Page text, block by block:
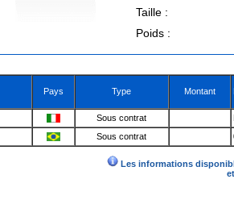
Taille :
Poids :
Pays Type Montant
Sous contrat
Sous contrat
Les informations